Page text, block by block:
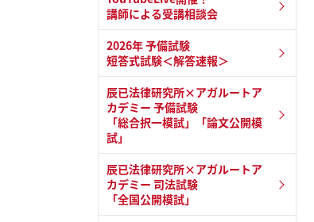
講師による受講相談会
2026年 予備試験
短答式試験＜解答速報＞
辰已法律研究所×アガルートア
カデミー 予備試験
「総合択一模試」「論文公開模
試」
辰已法律研究所×アガルートア
カデミー 司法試験
「全国公開模試」